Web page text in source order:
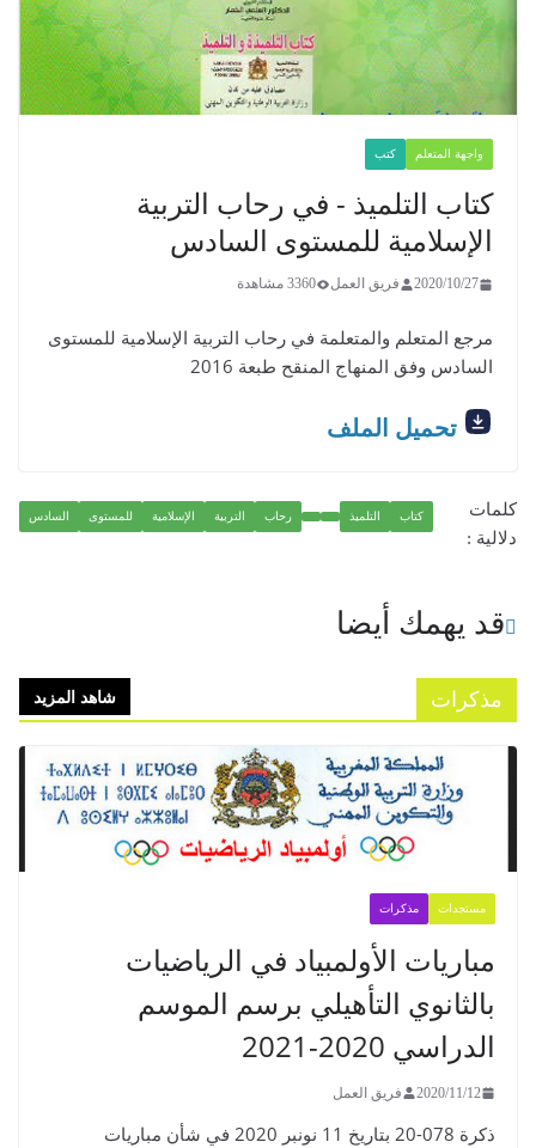
واجهة المتعلم كتب
كتاب التلميذ - في رحاب التربية
الإسلامية للمستوى السادس
2020/10/27 فريق العمل 3360 مشاهدة
مرجع المتعلم والمتعلمة في رحاب التربية الإسلامية للمستوى
السادس وفق المنهاج المنقح طبعة 2016
تحميل الملف
كلمات
دلالية :
كتاب التلميذ رحاب التربية الإسلامية للمستوى السادس
قد يهمك أيضا
مذكرات شاهد المزيد
مستجدات مذكرات
مباريات الأولمبياد في الرياضيات
بالثانوي التأهيلي برسم الموسم
الدراسي 2020-2021
2020/11/12 فريق العمل
ذكرة 078-20 بتاريخ 11 نونبر 2020 في شأن مباريات